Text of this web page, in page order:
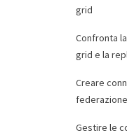
grid
Confronta
grid e la
Creare
Gestire le